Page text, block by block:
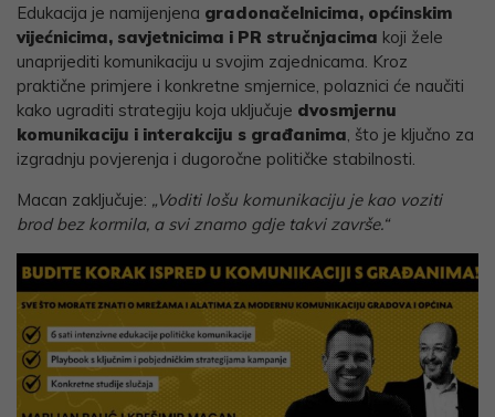
Edukacija je namijenjena gradonačelnicima, općinskim
vijećnicima, savjetnicima i PR stručnjacima koji žele
unaprijediti komunikaciju u svojim zajednicama. Kroz
praktične primjere i konkretne smjernice, polaznici će naučiti
kako ugraditi strategiju koja uključuje dvosmjernu
komunikaciju i interakciju s građanima , što je ključno za
izgradnju povjerenja i dugoročne političke stabilnosti.
Macan zaključuje: „Voditi lošu komunikaciju je kao voziti
brod bez kormila, a svi znamo gdje takvi završe.“